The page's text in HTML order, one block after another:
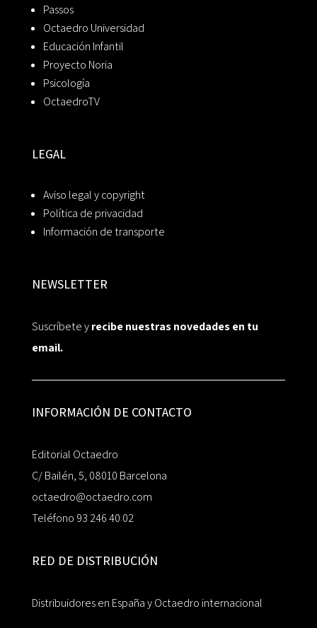
Passos
Octaedro Universidad
Educación Infantil
Proyecto Noria
Psicología
OctaedroTV
LEGAL
Aviso legal y copyright
Política de privacidad
Información de transporte
NEWSLETTER
Suscríbete yrecibe nuestras novedades en tu
email.
INFORMACIÓN DE CONTACTO
Editorial Octaedro
C/ Bailén, 5, 08010 Barcelona
octaedro@octaedro.com
Teléfono 93 246 40 02
RED DE DISTRIBUCIÓN
Distribuidores en España y Octaedro internacional